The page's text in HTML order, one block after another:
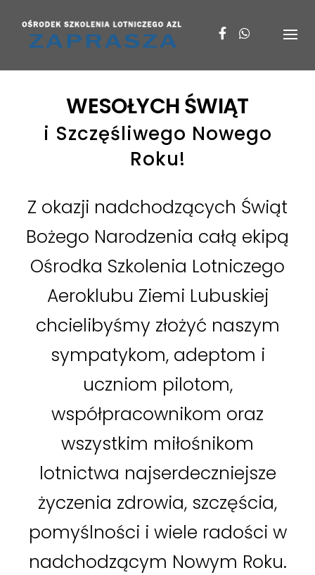
content
WESOŁYCH ŚWIĄT
i Szczęśliwego Nowego
Roku!
Z okazji nadchodzących Świąt
Bożego Narodzenia całą ekipą
Ośrodka Szkolenia Lotniczego
Aeroklubu Ziemi Lubuskiej
chcielibyśmy złożyć naszym
sympatykom, adeptom i
uczniom pilotom,
współpracownikom oraz
wszystkim miłośnikom
lotnictwa najserdeczniejsze
życzenia zdrowia, szczęścia,
pomyślności i wiele radości w
nadchodzącym Nowym Roku.